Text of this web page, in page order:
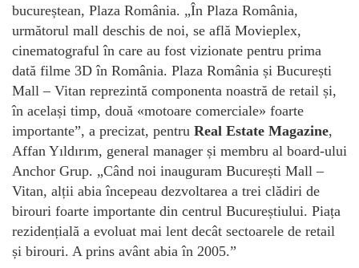
bucureștean, Plaza România. „În Plaza România,
următorul mall deschis de noi, se află Movieplex,
cinematograful în care au fost vizionate pentru prima
dată filme 3D în România. Plaza România și București
Mall – Vitan reprezintă componenta noastră de retail și,
în același timp, două «motoare comerciale» foarte
importante”, a precizat, pentru Real Estate Magazine,
Affan Yıldırım, general manager și membru al board-ului
Anchor Grup. „Când noi inauguram București Mall –
Vitan, alții abia începeau dezvoltarea a trei clădiri de
birouri foarte importante din centrul Bucureștiului. Piața
rezidențială a evoluat mai lent decât sectoarele de retail
și birouri. A prins avânt abia în 2005.”